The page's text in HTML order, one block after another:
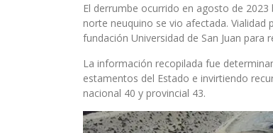
El derrumbe ocurrido en agosto de
norte neuquino se vio afectada. Vialidad
fundación Universidad de San Juan
La información recopilada fue
estamentos del Estado e invirtiendo
nacional 40 y provincial 43.